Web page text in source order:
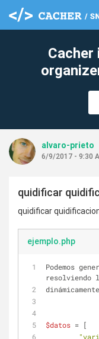
Cacher
alvaro-prieto
6/9/2017 - 9:30
quidificar
quidificar
ejemplo.php
Podemos
resolviendo
$datos = [